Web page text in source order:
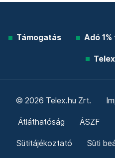
Támogatás Adó
© 2026 Telex.hu Zrt.
Átláthatóság ÁSZF
Sütitájékoztató Süti